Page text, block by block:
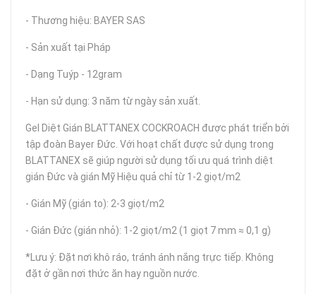
- Thương hiệu: BAYER SAS
- Sản xuất tại Pháp
- Dạng Tuýp - 12gram
- Hạn sử dụng: 3 năm từ ngày sản xuất.
Gel Diệt Gián BLATTANEX COCKROACH được phát triển bởi
tập đoàn Bayer Đức. Với hoạt chất được sử dụng trong
BLATTANEX sẽ giúp người sử dụng tối ưu quá trình diệt
gián Đức và gián Mỹ Hiệu quả chỉ từ 1-2 giọt/m2
- Gián Mỹ (gián to): 2-3 giọt/m2
- Gián Đức (gián nhỏ): 1-2 giọt/m2 (1 giọt 7 mm ≈ 0,1 g)
*Lưu ý: Đặt nơi khô ráo, tránh ánh nắng trực tiếp. Không
đặt ở gần nơi thức ăn hay nguồn nước.